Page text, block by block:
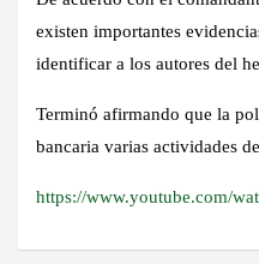
existen importantes
identificar a los autores del
Terminó afirmando que la
bancaria varias actividades
https://www.youtube.com/